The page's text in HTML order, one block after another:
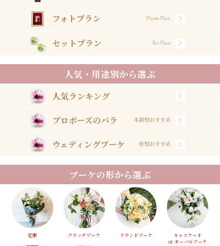
フォトプラン Photo Plan
セットプラン Set Plan
人気・用途別から選ぶ
人気ランキング
プロポーズのバラ 本数別おすすめ
ウェディングブーケ 形別おすすめ
ブーケの形から選ぶ
花束 クラッチブーケ ラウンドブーケ
キャスケード
or オーバルブーケ